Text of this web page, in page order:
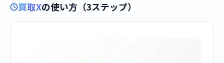
買取Xの使い方（3ステップ）